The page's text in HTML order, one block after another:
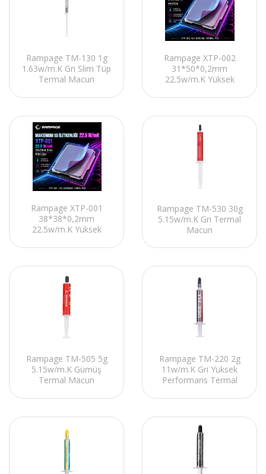
Rampage TM-130 1g
1.63w/m.K Gri Slim Tüp
Termal Macun
Rampage XTP-002
31*50*0,2mm
22.5w/m.K Yüksek
Ped
Rampage XTP-001
38*38*0,2mm
22.5w/m.K Yüksek
Ped
Rampage TM-530 30g
5.15w/m.K Gri Termal
Macun
Rampage TM-505 5g
5.15w/m.K Gümüş
Termal Macun
Rampage TM-220 2g
11w/m.K Gri Yüksek
Performans Termal